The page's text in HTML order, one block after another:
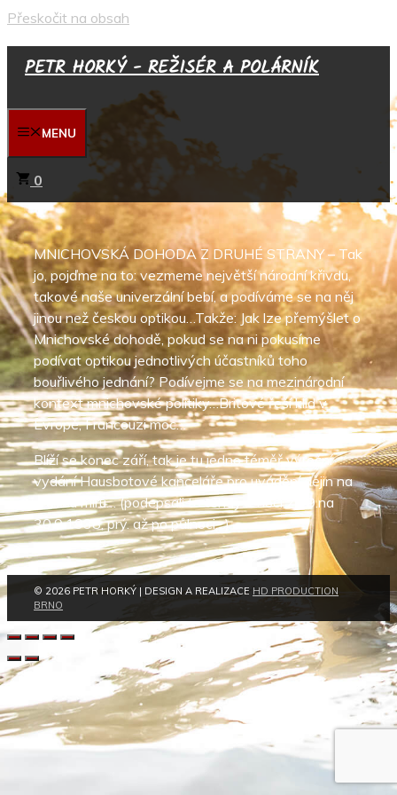
Přeskočit na obsah
PETR HORKÝ - REŽISÉR A POLÁRNÍK
MENU
0
MNICHOVSKÁ DOHODA Z DRUHÉ STRANY – Tak
jo, pojďme na to: vezmeme největší národní křivdu,
takové naše univerzální bebí, a podíváme se na něj
jinou než českou optikou…Takže: Jak lze přemýšlet o
Mnichovské dohodě, pokud se na ni pokusíme
podívat optikou jednotlivých účastníků toho
bouřlivého jednání? Podívejme se na mezinárodní
kontext mnichovské politiky…Britové řeší klid v
Evropě, Francouzi moc…
Blíží se konec září, tak je tu jedno téměř výroční
vydání Hausbotové kanceláře pro uvádění dějin na
pravou míru… (podepsali to tehdy v noci z 29.na
30.9.1938, prý. až po půlnoci…)
© 2026 PETR HORKÝ | DESIGN A REALIZACE HD PRODUCTION
BRNO